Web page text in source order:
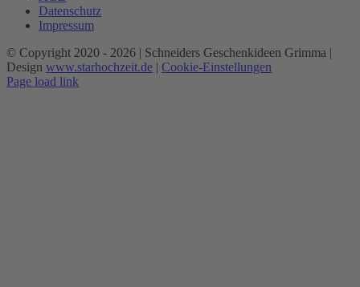
Datenschutz
Impressum
© Copyright 2020 - 2026 | Schneiders Geschenkideen Grimma |
Design www.starhochzeit.de | Cookie-Einstellungen
Page load link